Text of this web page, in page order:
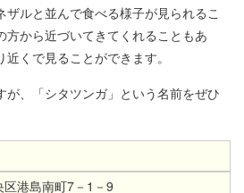
ルと並んで食べる様子が見られるこ
方から近づいてきてくれることもあ
くで見ることができます。
が、「シタツンガ」という名前をぜひ
港島南町7－1－9